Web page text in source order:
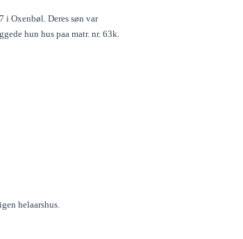
i Oxenbøl. Deres søn var
hun hus paa matr. nr. 63k.
helaarshus.